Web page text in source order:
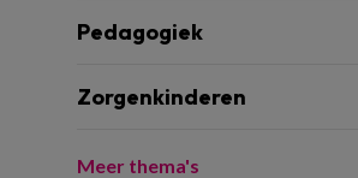
Pedagogiek
Zorgenkinderen
Meer thema's